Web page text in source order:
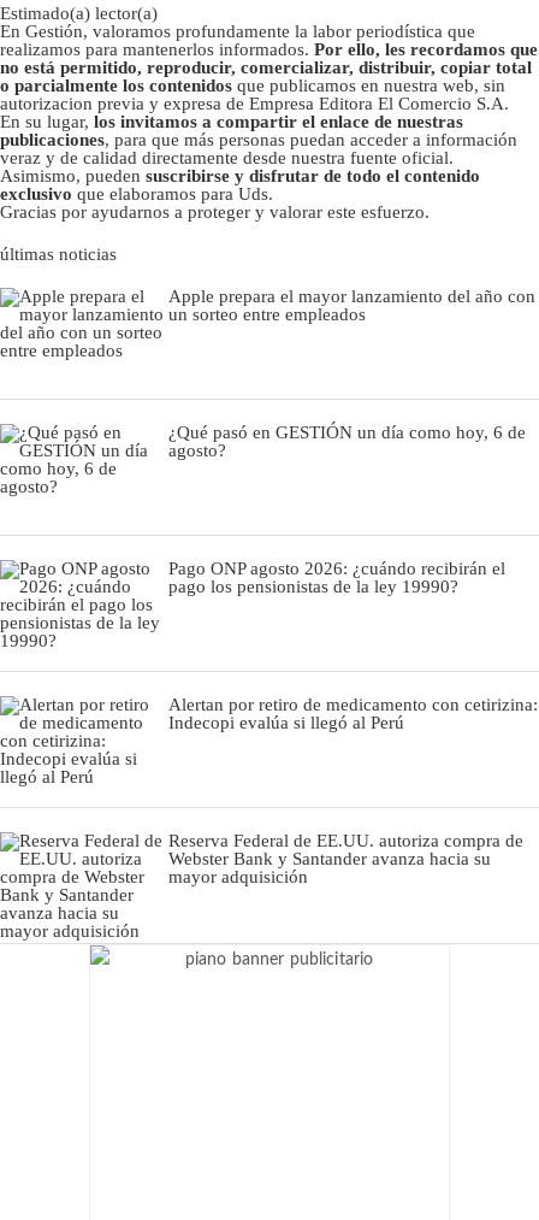
Estimado(a) lector(a)
En Gestión, valoramos profundamente la labor periodística que
realizamos para mantenerlos informados. Por ello, les recordamos que
no está permitido, reproducir, comercializar, distribuir, copiar total
o parcialmente los contenidos que publicamos en nuestra web, sin
autorizacion previa y expresa de Empresa Editora El Comercio S.A.
En su lugar, los invitamos a compartir el enlace de nuestras
publicaciones, para que más personas puedan acceder a información
veraz y de calidad directamente desde nuestra fuente oficial.
Asimismo, pueden suscribirse y disfrutar de todo el contenido
exclusivo que elaboramos para Uds.
Gracias por ayudarnos a proteger y valorar este esfuerzo.
últimas noticias
Apple prepara el mayor lanzamiento del año con
un sorteo entre empleados
¿Qué pasó en GESTIÓN un día como hoy, 6 de
agosto?
Pago ONP agosto 2026: ¿cuándo recibirán el
pago los pensionistas de la ley 19990?
Alertan por retiro de medicamento con cetirizina:
Indecopi evalúa si llegó al Perú
Reserva Federal de EE.UU. autoriza compra de
Webster Bank y Santander avanza hacia su
mayor adquisición